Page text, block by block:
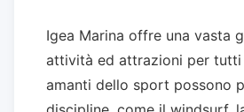
Igea Marina offre una vasta
attività ed attrazioni per tutti
amanti dello sport possono